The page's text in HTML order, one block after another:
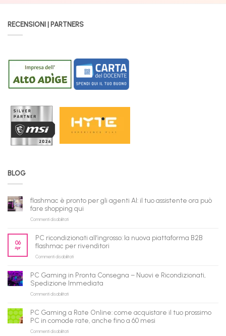
RECENSIONI | PARTNERS
BLOG
flashmac è pronto per gli agenti AI: il tuo assistente ora può
fare shopping qui
Commenti disabilitatisu
pronto
per
gli
AI:
il
tuo
assistente
può
fare
shopping
qui
06
Apr
PC ricondizionati all’ingrosso: la nuova piattaforma B2B
flashmac per rivenditori
Commenti disabilitatisu
ricondizionati
all’ingrosso:
la
B2B
flashmac
per
PC Gaming in Pronta Consegna – Nuovi e Ricondizionati,
Spedizione Immediata
Commenti disabilitatisu
Gaming
in
Pronta
Consegna
PC Gaming a Rate Online: come acquistare il tuo prossimo
PC in comode rate, anche fino a 60 mesi
Commenti disabilitatisu